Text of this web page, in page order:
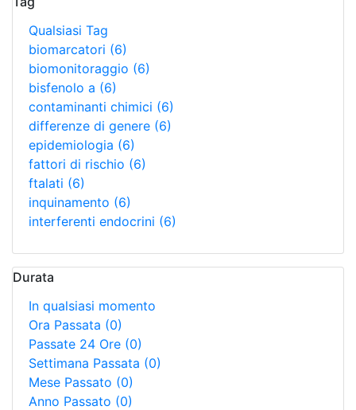
Qualsiasi Tag
biomarcatori (6)
biomonitoraggio (6)
bisfenolo a (6)
contaminanti chimici (6)
differenze di genere (6)
epidemiologia (6)
fattori di rischio (6)
ftalati (6)
inquinamento (6)
interferenti endocrini (6)
Durata
In qualsiasi momento
Ora Passata (0)
Passate 24 Ore (0)
Settimana Passata (0)
Mese Passato (0)
Anno Passato (0)